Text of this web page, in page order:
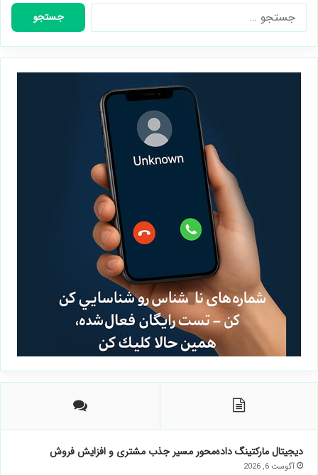
جستجو
برای:
دیجیتال مارکتینگ داده‌محور مسیر جذب مشتری و افزایش فروش
آگوست 6, 2026